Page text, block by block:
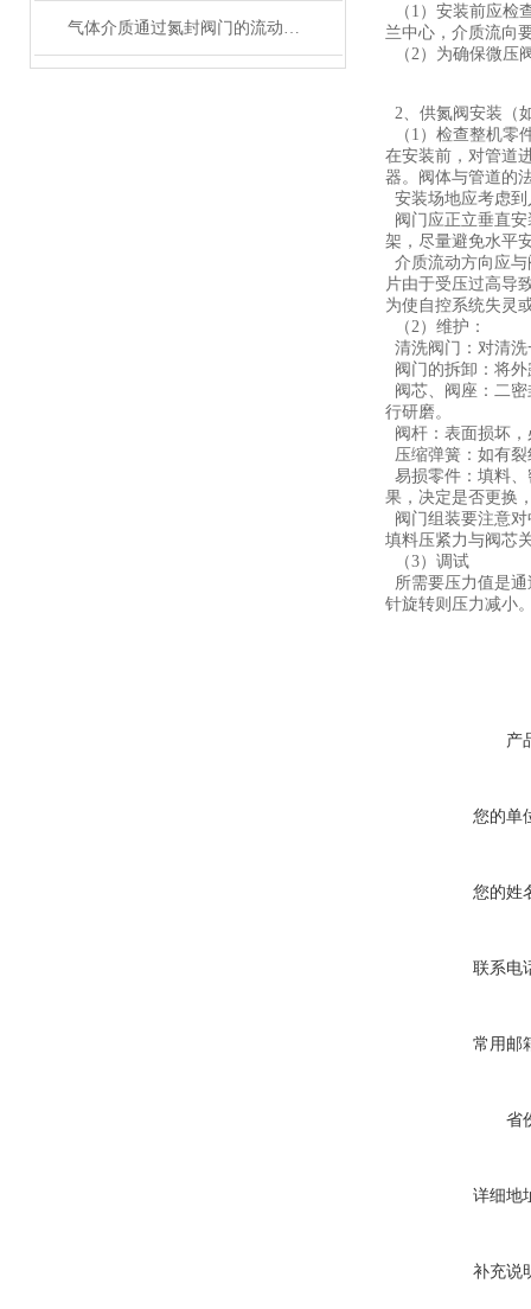
气体介质通过氮封阀门的流动特性分析
（1）安装前应检
兰中心，介质流向
（2）为确保微压
2、供氮阀安装（
（1）检查整机零
在安装前，对管道
器。阀体与管道的
安装场地应考虑
阀门应正立垂直
架，尽量避免水平
介质流动方向应
片由于受压过高导
为使自控系统失灵
（2）维护：
清洗阀门：对清
阀门的拆卸：将
阀芯、阀座：二
行研磨。
阀杆：表面损坏
压缩弹簧：如有
易损零件：填料
果，决定是否更换
阀门组装要注意
填料压紧力与阀芯
（3）调试
所需要压力值是
针旋转则压力减小
产
您的单
您的姓
联系电
常用邮
省
详细地
补充说